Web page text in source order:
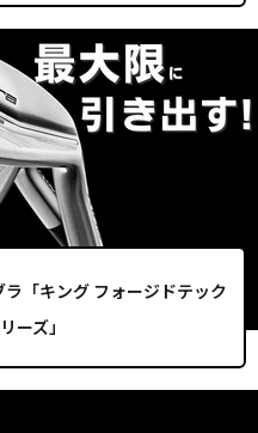
「キング フォージドテック
ーズ」